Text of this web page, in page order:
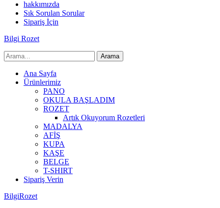
hakkımızda
Sık Sorulan Sorular
Sipariş İçin
Bilgi Rozet
Ana Sayfa
Ürünlerimiz
PANO
OKULA BAŞLADIM
ROZET
Artık Okuyorum Rozetleri
MADALYA
AFİŞ
KUPA
KAŞE
BELGE
T-SHIRT
Sipariş Verin
BilgiRozet